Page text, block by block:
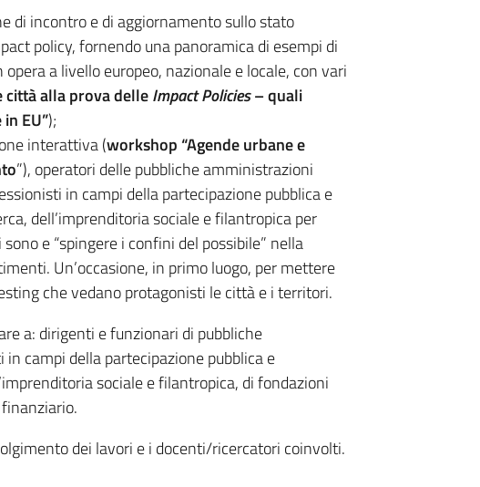
di incontro e di aggiornamento sullo stato
policy, fornendo una panoramica di esempi di
a livello europeo, nazionale e locale, con vari
città alla prova delleImpact Policies– quali
EU”);
interattiva (workshop “Agende urbane e
”), operatori delle pubbliche amministrazioni
in campi della partecipazione pubblica e
dell’imprenditoria sociale e filantropica per
e “spingere i confini del possibile” nella
Un’occasione, in primo luogo, per mettere
che vedano protagonisti le città e i territori.
a: dirigenti e funzionari di pubbliche
campi della partecipazione pubblica e
sociale e filantropica, di fondazioni
dei lavori e i docenti/ricercatori coinvolti.